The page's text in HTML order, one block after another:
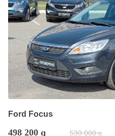
Ford Focus
498 200 q 530 000 q